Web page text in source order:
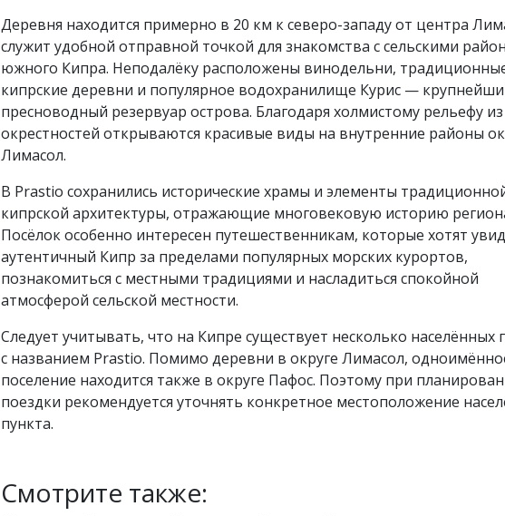
Деревня находится примерно в 20 км к северо-западу от центра
служит удобной отправной точкой для знакомства с сельскими
южного Кипра. Неподалёку расположены винодельни,
кипрские деревни и популярное водохранилище Курис —
пресноводный резервуар острова. Благодаря холмистому рельефу из
окрестностей открываются красивые виды на внутренние районы
Лимасол.
В Prastio сохранились исторические храмы и элементы
кипрской архитектуры, отражающие многовековую историю
Посёлок особенно интересен путешественникам, которые хотят
аутентичный Кипр за пределами популярных морских курортов,
познакомиться с местными традициями и насладиться спокойной
атмосферой сельской местности.
Следует учитывать, что на Кипре существует несколько населённых
с названием Prastio. Помимо деревни в округе Лимасол,
поселение находится также в округе Пафос. Поэтому при
поездки рекомендуется уточнять конкретное местоположение
пункта.
Смотрите также: